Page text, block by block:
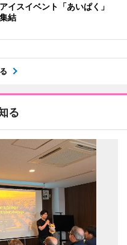
イスイベント「あいぱく」
結
る